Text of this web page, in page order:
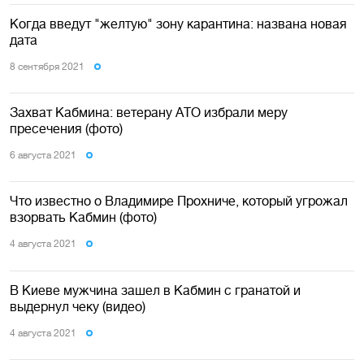
Когда введут "желтую" зону карантина: названа новая
дата
8 сентября 2021
Захват Кабмина: ветерану АТО избрали меру
пресечения (фото)
6 августа 2021
Что известно о Владимире Прохниче, который угрожал
взорвать Кабмин (фото)
4 августа 2021
В Киеве мужчина зашел в Кабмин с гранатой и
выдернул чеку (видео)
4 августа 2021